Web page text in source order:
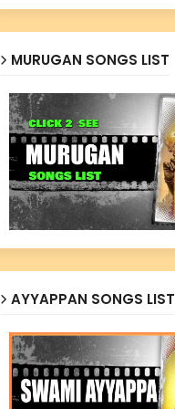
MURUGAN SONGS LIST
AYYAPPAN SONGS LIST